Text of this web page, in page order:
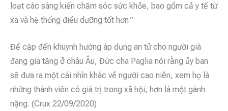
loạt các sáng kiến chăm sóc sức khỏe, bao gồm cả y tế từ
xa và hệ thống điều dưỡng tốt hơn.”
Đề cập đến khuynh hướng áp dụng an tử cho người già
đang gia tăng ở châu Âu, Đức cha Paglia nói rằng ủy ban
sẽ đưa ra một cái nhìn khác về người cao niên, xem họ là
những thành viên có giá trị trong xã hội, hơn là một gánh
nặng. (Crux 22/09/2020)